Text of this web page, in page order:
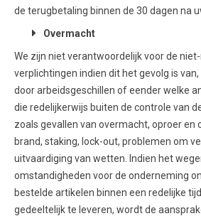
de terugbetaling binnen de 30 dagen na
Overmacht
We zijn niet verantwoordelijk voor de
verplichtingen indien dit het gevolg is
door arbeidsgeschillen of eender welke
die redelijkerwijs buiten de controle van
zoals gevallen van overmacht, oproer en
brand, staking, lock-out, problemen om
uitvaardiging van wetten. Indien het
omstandigheden voor de onderneming
bestelde artikelen binnen een redelijke
gedeeltelijk te leveren, wordt de